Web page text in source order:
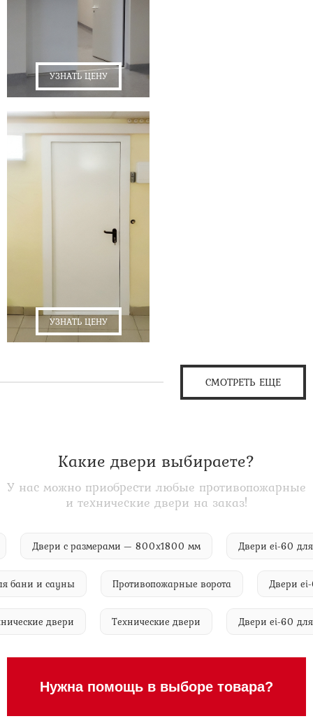
УЗНАТЬ ЦЕНУ
УЗНАТЬ ЦЕНУ
СМОТРЕТЬ ЕЩЕ
Какие двери выбираете?
У нас можно приобрести любые противопожарные
и технические двери на заказ!
Двери с размерами — 800х1800 мм Двери ei-60
и сауны Противопожарные ворота Двери ei-60
двери Технические двери Двери ei-60
Нужна помощь в выборе товара?